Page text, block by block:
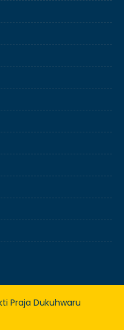
Praja Dukuhwaru